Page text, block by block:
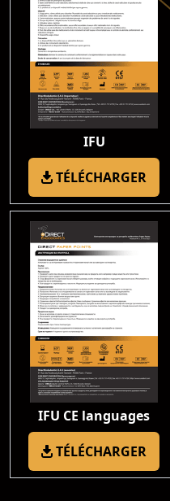
IFU
TÉLÉCHARGER
IFU CE languages
TÉLÉCHARGER